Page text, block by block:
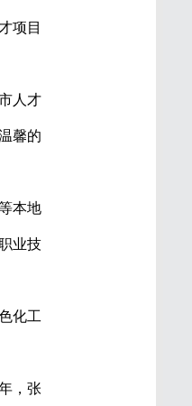
项目
人才
馨的
本地
业技
化工
，张